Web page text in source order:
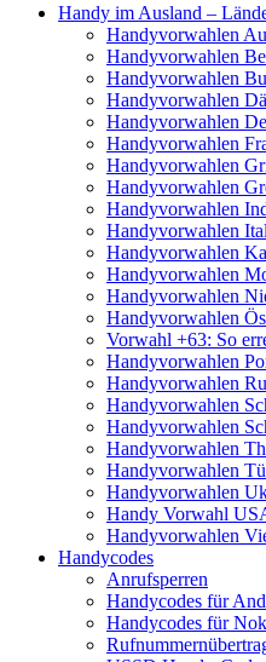
Handy im Ausland –
Handyvorwahlen
Handyvorwahlen
Handyvorwahlen
Handyvorwahlen
Handyvorwahlen
Handyvorwahlen
Handyvorwahlen
Handyvorwahlen
Handyvorwahlen
Handyvorwahlen
Handyvorwahlen
Handyvorwahlen
Handyvorwahlen
Handyvorwahlen
Vorwahl +63: So
Handyvorwahlen
Handyvorwahlen
Handyvorwahlen
Handyvorwahlen
Handyvorwahlen
Handyvorwahlen
Handyvorwahlen
Handy Vorwahl
Handyvorwahlen
Handycodes
Anrufsperren
Handycodes für
Handycodes für